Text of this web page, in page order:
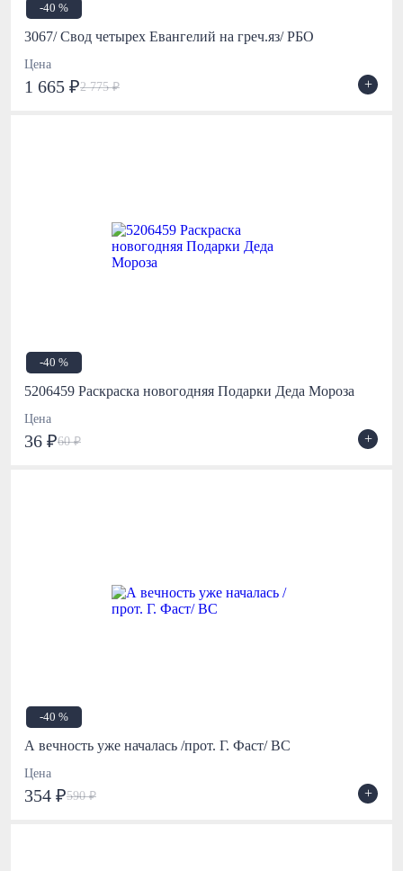
-40 %
3067/ Свод четырех Евангелий на греч.яз/ РБО
Цена
1 665 ₽2 775 ₽ +
-40 %
5206459 Раскраска новогодняя Подарки Деда Мороза
Цена
36 ₽60 ₽ +
-40 %
А вечность уже началась /прот. Г. Фаст/ ВС
Цена
354 ₽590 ₽ +